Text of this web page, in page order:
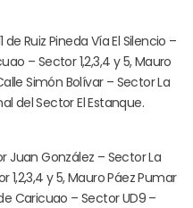
Ruiz Pineda Vía El Silencio –
– Sector 1,2,3,4 y 5, Mauro
Simón Bolívar – Sector La
del Sector El Estanque.
Juan González – Sector La
y 5, Mauro Páez Pumar
Caricuao – Sector UD9 –